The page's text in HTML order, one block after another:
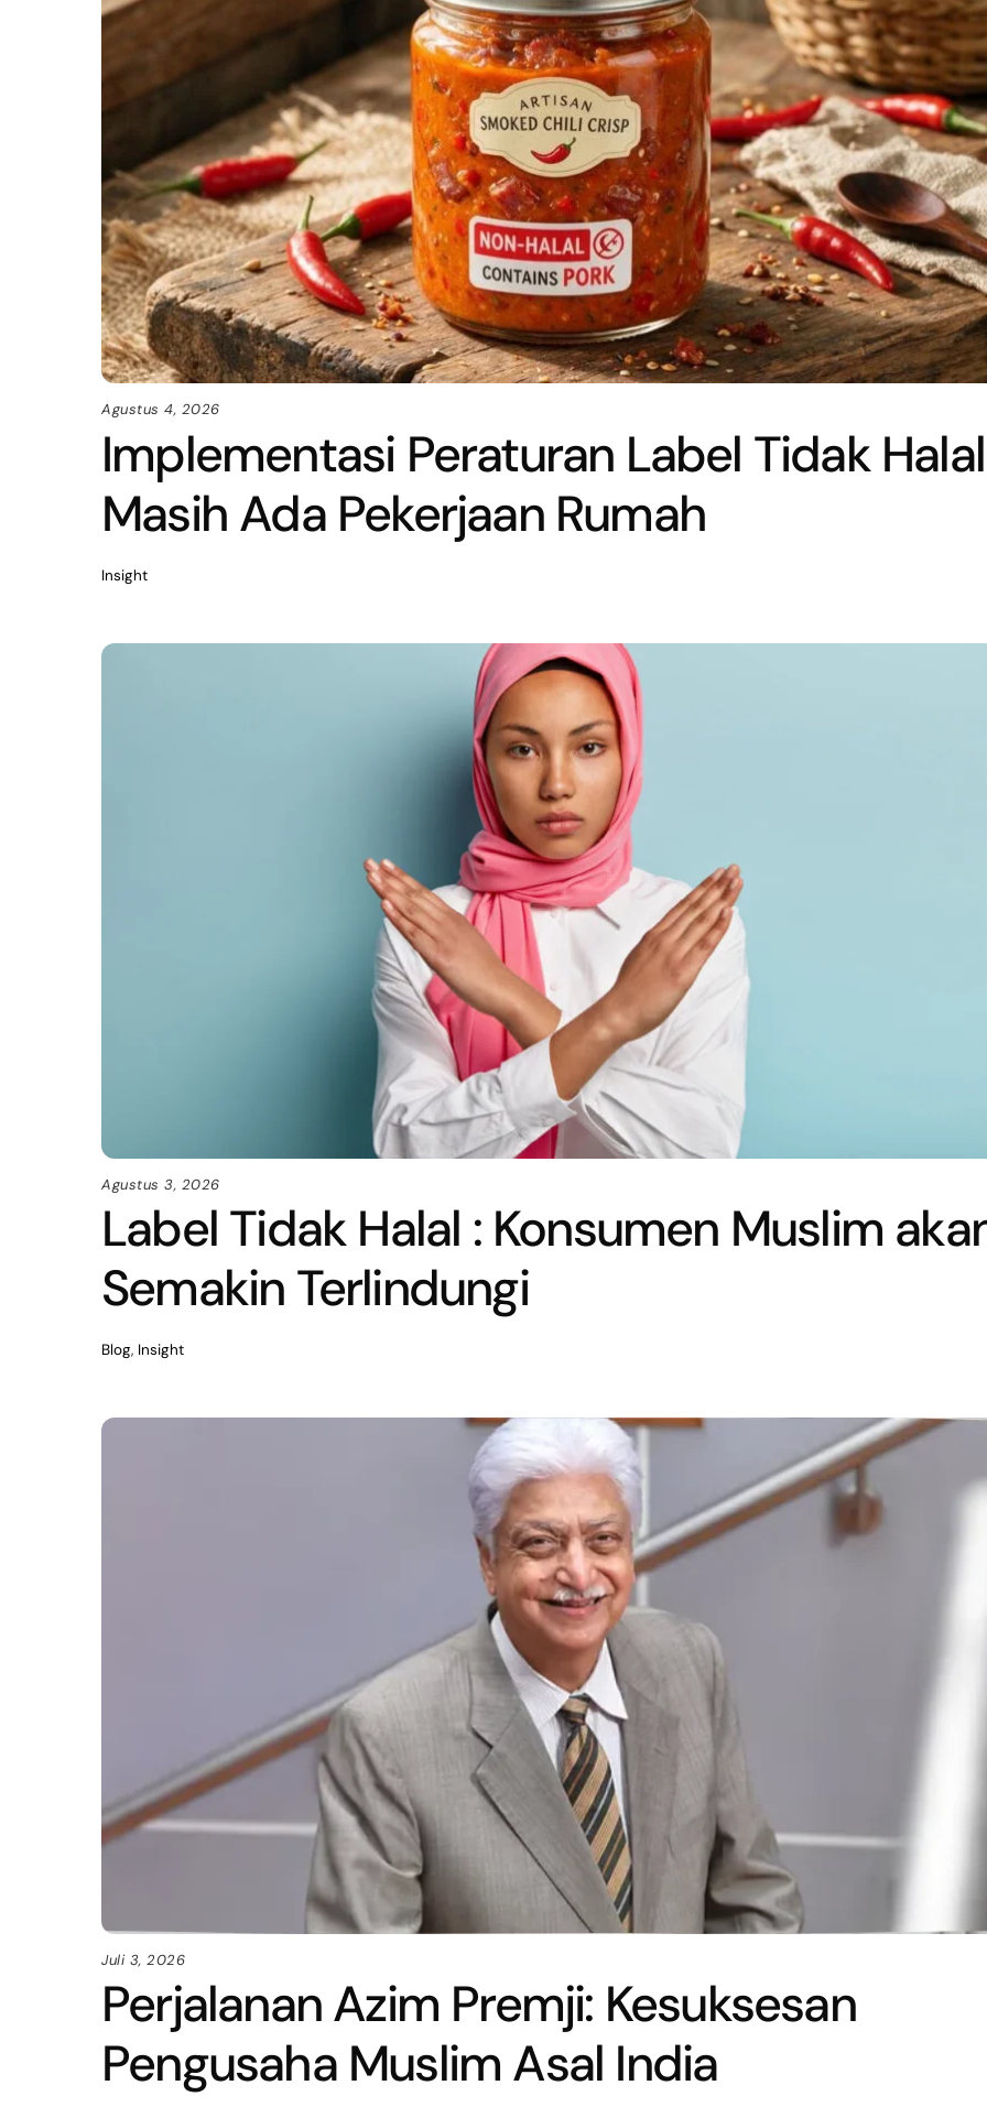
Agustus 4, 2026
Implementasi Peraturan Label Tidak
Masih Ada Pekerjaan Rumah
Insight
Agustus 3, 2026
Label Tidak Halal : Konsumen Muslim
Semakin Terlindungi
Blog, Insight
Juli 3, 2026
Perjalanan Azim Premji: Kesuksesan
Pengusaha Muslim Asal India